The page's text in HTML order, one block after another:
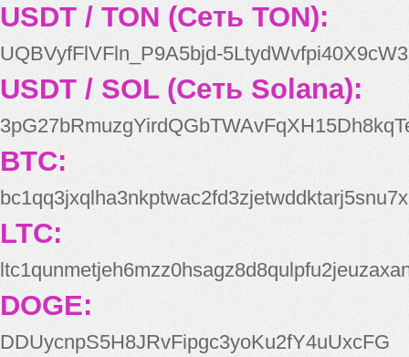
USDT / TON (Сеть TON):
UQBVyfFlVFln_P9A5bjd-
USDT / SOL (Сеть Solana):
BTC:
bc1qq3jxqlha3nkptwac2fd3zjetwddktarj5snu7x
LTC:
DOGE:
DDUycnpS5H8JRvFipgc3yoKu2fY4uUxcFG